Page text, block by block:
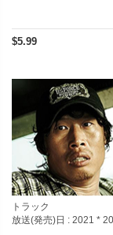
$5.99
トラック
放送(発売)日 : 2021 *